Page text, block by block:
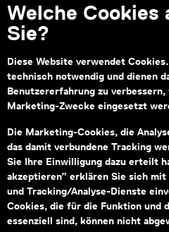
Welche Cookies
Sie?
Diese Website verwendet
technisch notwendig und dienen
Benutzererfahrung zu
Marketing-Zwecke eingesetzt
Die Marketing-Cookies, die
das damit verbundene Tracking
Sie Ihre Einwilligung dazu erteilt
akzeptieren” erklären Sie sich
und Tracking/Analyse-Dienste
Cookies, die für die Funktion und
essenziell sind, können nicht
Schulen
Kontakt
Montag bis Freitag von
Fragen zu Tickets an:
Fragen an unseren
shop@wienmuseum.at
Wien Museum, Karlsplatz
1040 Wien